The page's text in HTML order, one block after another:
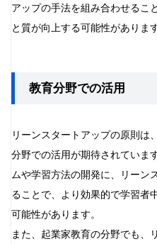
アップの手法を組み合わせるこ
と質が向上する可能性があります
教育分野での活用
リーンスタートアップの原則は
分野での活用が期待されていま
ムや学習方法の開発に、リーン
ることで、より効果的で学習者
可能性があります。
また、起業家教育の分野でも、